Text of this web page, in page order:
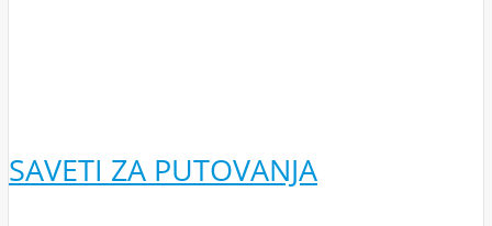
SAVETI ZA PUTOVANJA